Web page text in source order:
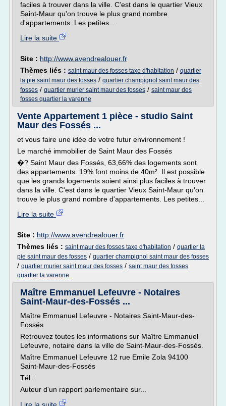
faciles à trouver dans la ville. C'est dans le quartier Vieux
Saint-Maur qu'on trouve le plus grand nombre
d'appartements. Les petites...
Lire la suite
Site : http://www.avendrealouer.fr
Thèmes liés : saint maur des fosses taxe d'habitation / quartier
la pie saint maur des fosses / quartier champignol saint maur des
fosses / quartier murier saint maur des fosses / saint maur des
fosses quartier la varenne
Vente Appartement 1 pièce - studio Saint
Maur des Fossés ...
et vous faire une idée de votre futur environnement !
Le marché immobilier de Saint Maur des Fossés
�? Saint Maur des Fossés, 63,66% des logements sont
des appartements. 19% font moins de 40m². Il est possible
que les grands logements soient ainsi plus faciles à trouver
dans la ville. C'est dans le quartier Vieux Saint-Maur qu'on
trouve le plus grand nombre d'appartements. Les petites...
Lire la suite
Site : http://www.avendrealouer.fr
Thèmes liés : saint maur des fosses taxe d'habitation / quartier la
pie saint maur des fosses / quartier champignol saint maur des fosses
/ quartier murier saint maur des fosses / saint maur des fosses
quartier la varenne
Maître Emmanuel Lefeuvre - Notaires
Saint-Maur-des-Fossés ...
Maître Emmanuel Lefeuvre - Notaires Saint-Maur-des-
Fossés
Retrouvez toutes les informations sur Maître Emmanuel
Lefeuvre, notaire dans la ville de Saint-Maur-des-Fossés.
Maître Emmanuel Lefeuvre 12 rue Emile Zola 94100
Saint-Maur-des-Fossés
Tél :
Auteur d'un rapport parlementaire sur...